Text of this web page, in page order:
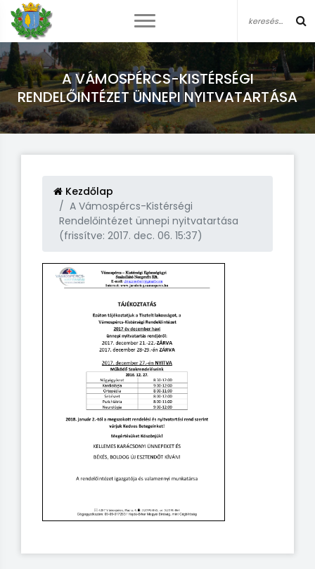
A VÁMOSPÉRCS-KISTÉRSÉGI
RENDELŐINTÉZET ÜNNEPI NYITVATARTÁSA
Kezdőlap
A Vámospércs-Kistérségi
Rendelőintézet ünnepi nyitvatartása
(frissítve: 2017. dec. 06. 15:37)